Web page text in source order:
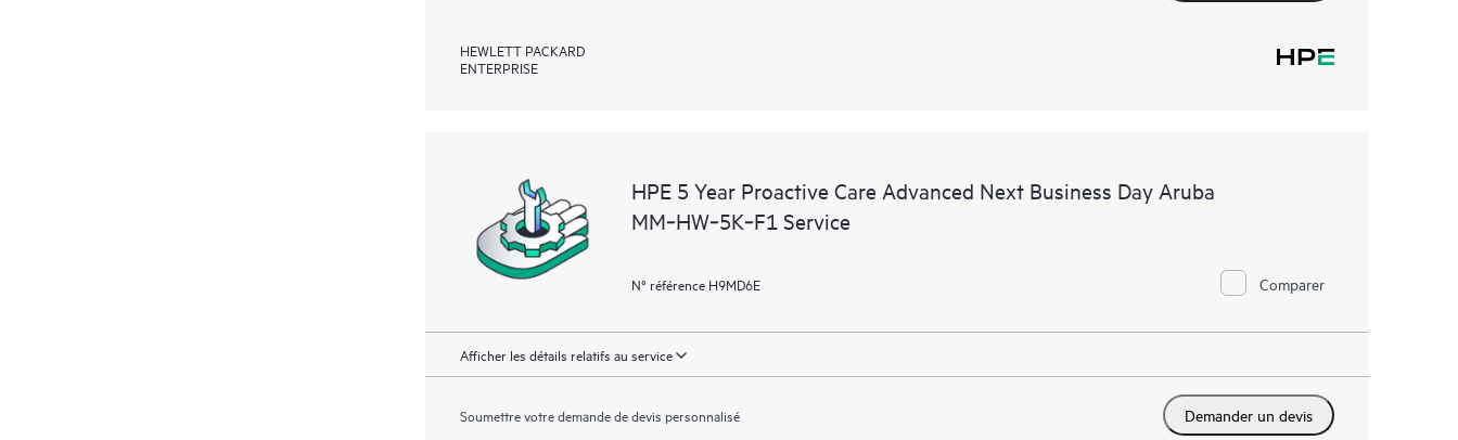
HEWLETT PACKARD
ENTERPRISE
HPE 5 Year Proactive Care Advanced Next Business Day Aruba
MM‑HW‑5K‑F1 Service
N° référence H9MD6E Comparer
Afficher les détails relatifs au service
Soumettre votre demande de devis personnalisé Demander un devis